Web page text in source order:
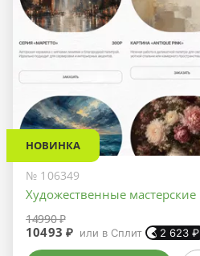
НОВИНКА
№ 106349
Художественные мастерские
14990 ₽
10493 ₽ или в Сплит 2 623 ₽